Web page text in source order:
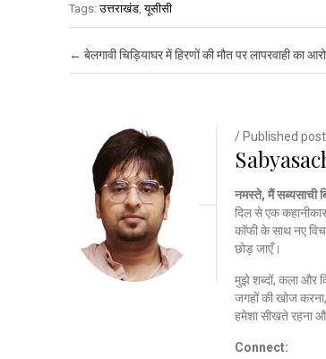
Tags:उत्तराखंड ,यूसीसी
Post navigation
← बेलगावी चिड़ियाघर में हिरणों की मौत पर लापरवाही का
/ Published
नमस्ते, मैं सब्यसाची
दिल से एक
कॉफी के साथ नए
छोड़ जाएँ।
मुझे शब्दों, कला और
जगहों की खोज
हमेशा सीखते रहना
Connect: